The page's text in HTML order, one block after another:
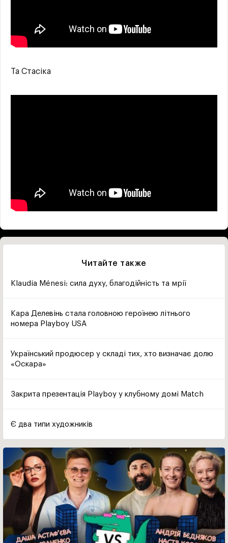
Та Стасіка
Читайте также
Klaudia Ménesi: сила духу, благодійність та мрії
Кара Делевінь стала головною героїнею літнього
номера Playboy USA
Український продюсер у складі тих, хто визначає долю
«Оскара»
Закрита презентація Playboy у клубному домі Match
Є два типи художників